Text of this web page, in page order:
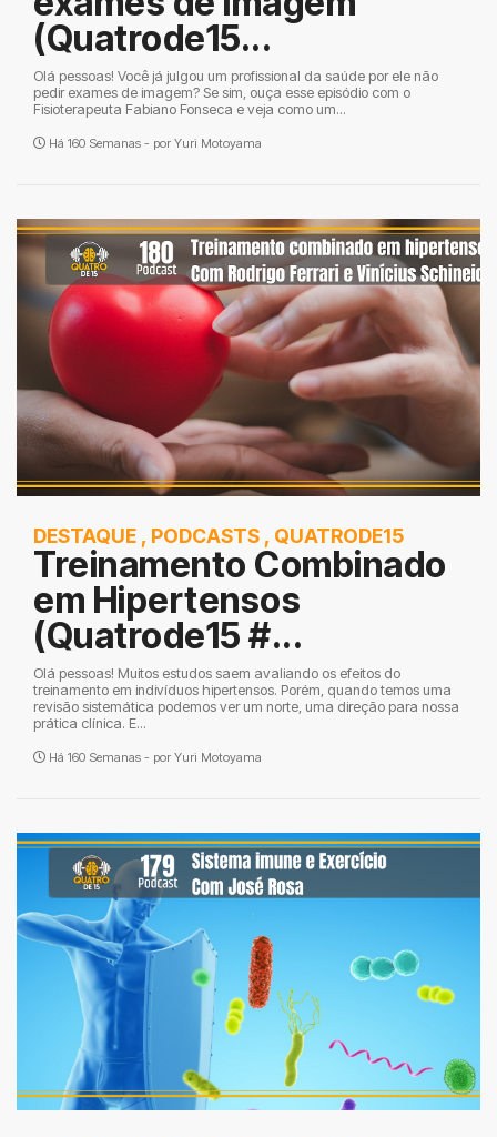
(Quatrode15...
Olá pessoas! Você já julgou um profissional da saúde por ele não
pedir exames de imagem? Se sim, ouça esse episódio com o
Fisioterapeuta Fabiano Fonseca e veja como um...
Há 160 Semanas - por Yuri Motoyama
DESTAQUE , PODCASTS , QUATRODE15
Treinamento Combinado
em Hipertensos
(Quatrode15 #...
Olá pessoas! Muitos estudos saem avaliando os efeitos do
treinamento em indivíduos hipertensos. Porém, quando temos uma
revisão sistemática podemos ver um norte, uma direção para nossa
prática clínica. E...
Há 160 Semanas - por Yuri Motoyama